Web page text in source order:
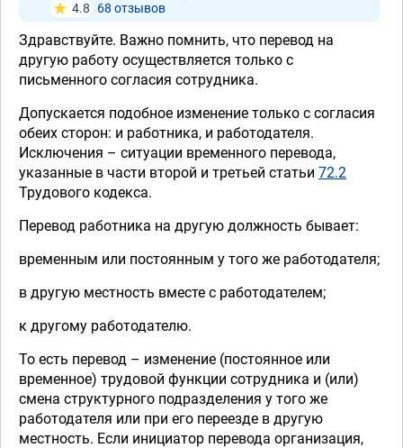
4.8
68 отзывов
Здравствуйте. Важно помнить, что перевод на
другую работу осуществляется только с
письменного согласия сотрудника.
Допускается подобное изменение только с согласия
обеих сторон: и работника, и работодателя.
Исключения – ситуации временного перевода,
указанные в части второй и третьей статьи 72.2
Трудового кодекса.
Перевод работника на другую должность бывает:
временным или постоянным у того же работодателя;
в другую местность вместе с работодателем;
к другому работодателю.
То есть перевод – изменение (постоянное или
временное) трудовой функции сотрудника и (или)
смена структурного подразделения у того же
работодателя или при его переезде в другую
местность. Если инициатор перевода организация,